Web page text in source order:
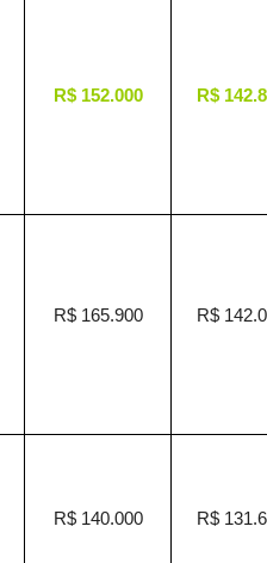
R$ 152.000 R$
R$ 165.900 R$
R$ 140.000 R$